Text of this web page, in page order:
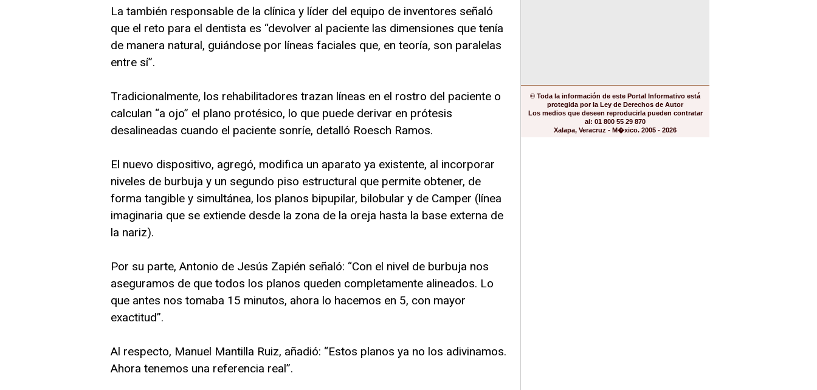
La también responsable de la clínica y líder del equipo de inventores señaló
que el reto para el dentista es “devolver al paciente las dimensiones que tenía
de manera natural, guiándose por líneas faciales que, en teoría, son paralelas
entre sí”.
Tradicionalmente, los rehabilitadores trazan líneas en el rostro del paciente o
calculan “a ojo” el plano protésico, lo que puede derivar en prótesis
desalineadas cuando el paciente sonríe, detalló Roesch Ramos.
El nuevo dispositivo, agregó, modifica un aparato ya existente, al incorporar
niveles de burbuja y un segundo piso estructural que permite obtener, de
forma tangible y simultánea, los planos bipupilar, bilobular y de Camper (línea
imaginaria que se extiende desde la zona de la oreja hasta la base externa de
la nariz).
Por su parte, Antonio de Jesús Zapién señaló: “Con el nivel de burbuja nos
aseguramos de que todos los planos queden completamente alineados. Lo
que antes nos tomaba 15 minutos, ahora lo hacemos en 5, con mayor
exactitud”.
Al respecto, Manuel Mantilla Ruiz, añadió: “Estos planos ya no los adivinamos.
Ahora tenemos una referencia real”.
© Toda la información de este Portal Informativo está
protegida por la Ley de Derechos de Autor
Los medios que deseen reproducirla pueden contratar
al: 01 800 55 29 870
Xalapa, Veracruz - M�xico. 2005 - 2026